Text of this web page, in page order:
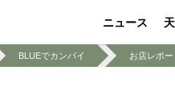
ニュース
BLUEでカンパイ お店レポ